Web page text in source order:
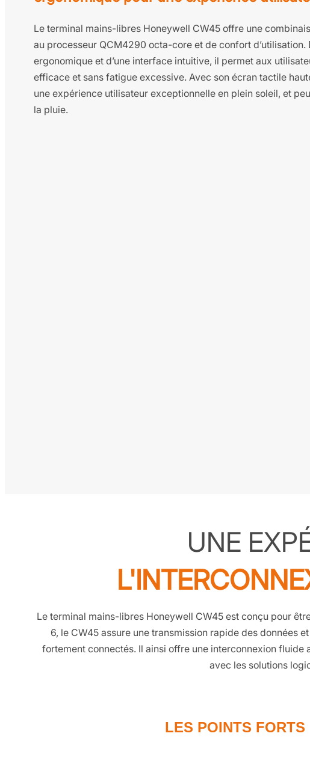
Le terminal mains-libres Honeywell CW45 offre une
au processeur QCM4290 octa-core et de confort d’utilisation.
ergonomique et d’une interface intuitive, il permet aux
efficace et sans fatigue excessive. Avec son écran tactile
une expérience utilisateur exceptionnelle en plein soleil, et
la pluie.
UNE
Le terminal mains-libres Honeywell CW45 est conçu pour
6, le CW45 assure une transmission rapide des données
fortement connectés. Il ainsi offre une interconnexion fluide
avec les solutions
LES POINTS FORTS